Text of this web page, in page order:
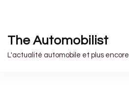
The Automobilist
L'actualité automobile et plus encore